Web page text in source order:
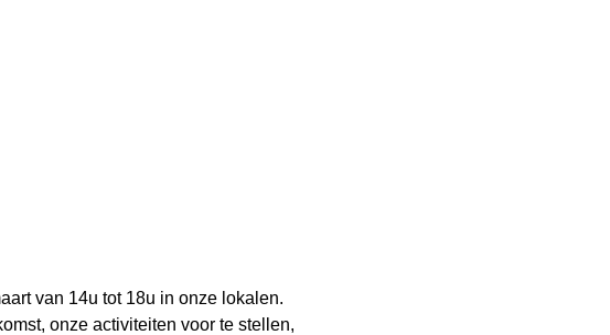
van 14u tot 18u in onze lokalen.
onze activiteiten voor te stellen,